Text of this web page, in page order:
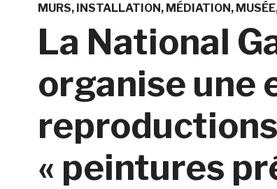
MURS INSTALLATION MÉDIATION MUSÉE
La National
organise une
« peintures